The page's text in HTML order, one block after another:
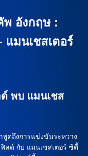
พ อังกฤษ :
แมนเชสเตอร์
พบ แมนเชส
ดถึงการแข่งขันระหว่าง
ลด์ กับ แมนเชสเตอร์ ซิตี้